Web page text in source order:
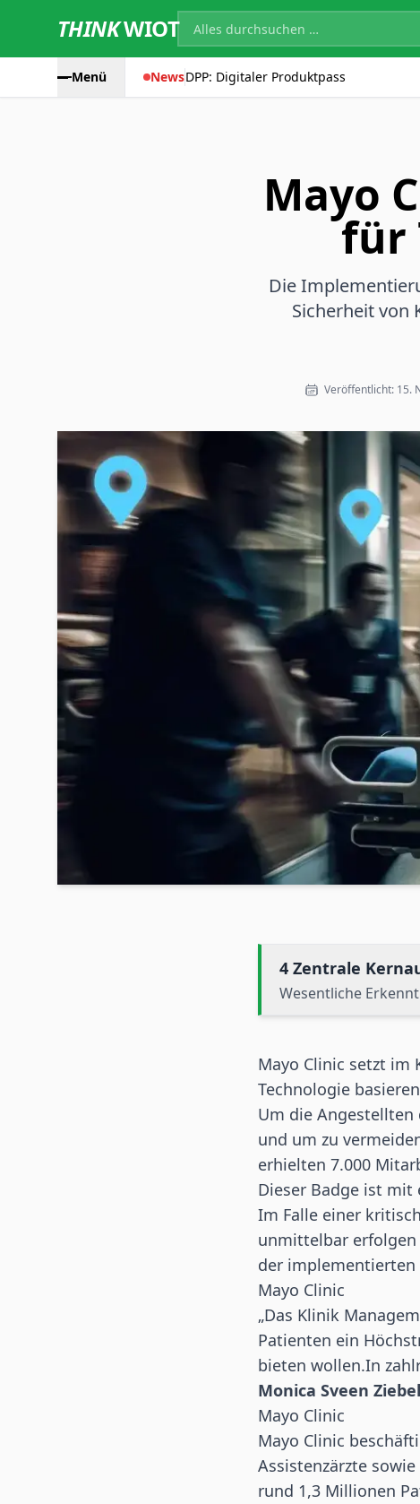
THINKWIOT
Menü NewsDPP: Digitaler Produktpass
Mayo
für
Die
Sicherheit von
Veröffentlicht: 15.
4 Zentrale
Wesentliche
Mayo Clinic setzt im
Technologie
Um die Angestellten
und um zu
erhielten 7.000
Dieser Badge ist
Im Falle einer
unmittelbar erfolgen
der implementierten
Mayo Clinic
„Das Klinik
Patienten ein
bieten wollen.In
Monica Sveen
Mayo Clinic
Mayo Clinic
Assistenzärzte
rund 1,3 Millionen